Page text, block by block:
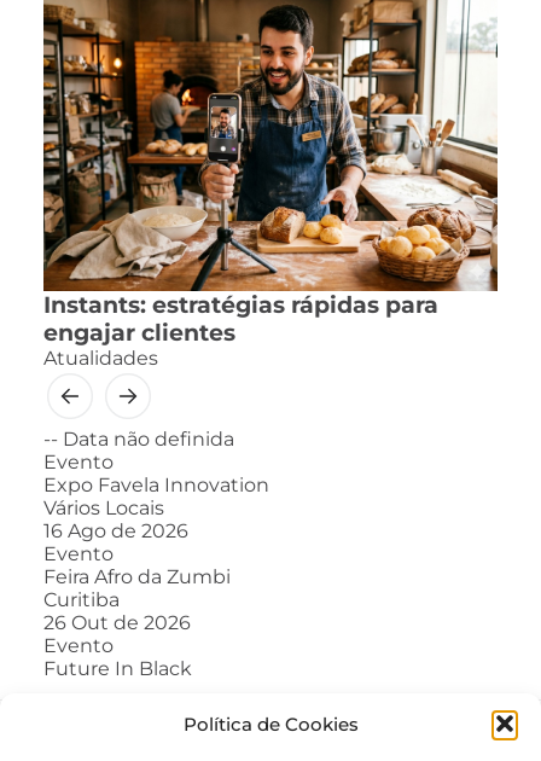
Política de Cookies
Instants: estratégias rápidas para
engajar clientes
Atualidades
-- Data não definida
Evento
Expo Favela Innovation
Vários Locais
16 Ago de 2026
Evento
Feira Afro da Zumbi
Curitiba
26 Out de 2026
Evento
Future In Black